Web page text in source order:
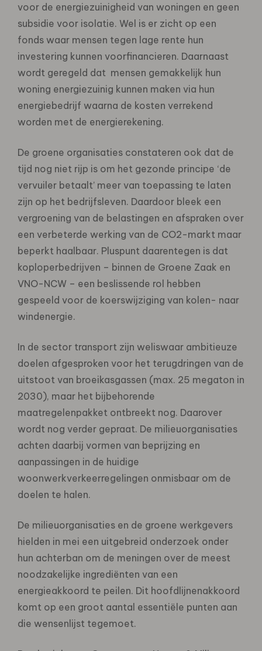
voor de energiezuinigheid van woningen en geen
subsidie voor isolatie. Wel is er zicht op een
fonds waar mensen tegen lage rente hun
investering kunnen voorfinancieren. Daarnaast
wordt geregeld dat mensen gemakkelijk hun
woning energiezuinig kunnen maken via hun
energiebedrijf waarna de kosten verrekend
worden met de energierekening.
De groene organisaties constateren ook dat de
tijd nog niet rijp is om het gezonde principe ‘de
vervuiler betaalt’ meer van toepassing te laten
zijn op het bedrijfsleven. Daardoor bleek een
vergroening van de belastingen en afspraken over
een verbeterde werking van de CO2-markt maar
beperkt haalbaar. Pluspunt daarentegen is dat
koploperbedrijven – binnen de Groene Zaak en
VNO-NCW – een beslissende rol hebben
gespeeld voor de koerswijziging van kolen- naar
windenergie.
In de sector transport zijn weliswaar ambitieuze
doelen afgesproken voor het terugdringen van de
uitstoot van broeikasgassen (max. 25 megaton in
2030), maar het bijbehorende
maatregelenpakket ontbreekt nog. Daarover
wordt nog verder gepraat. De milieuorganisaties
achten daarbij vormen van beprijzing en
aanpassingen in de huidige
woonwerkverkeerregelingen onmisbaar om de
doelen te halen.
De milieuorganisaties en de groene werkgevers
hielden in mei een uitgebreid onderzoek onder
hun achterban om de meningen over de meest
noodzakelijke ingrediënten van een
energieakkoord te peilen. Dit hoofdlijnenakkoord
komt op een groot aantal essentiële punten aan
die wensenlijst tegemoet.